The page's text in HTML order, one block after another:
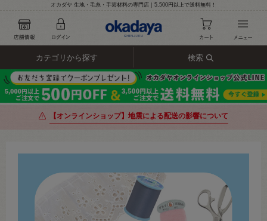
オカダヤ 生地・毛糸・手芸材料の専門店｜5,500円以上で送料無料！
カテゴリから探す 検索
【オンラインショップ】地震による配送の影響について